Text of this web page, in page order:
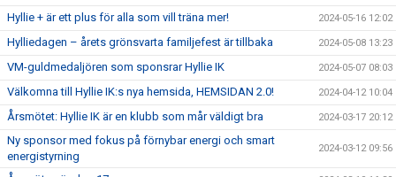
Hyllie + är ett plus för alla som vill träna mer! 2024-05-16 12:02
Hylliedagen – årets grönsvarta familjefest är tillbaka 2024-05-08 13:23
VM-guldmedaljören som sponsrar Hyllie IK 2024-05-07 08:03
Välkomna till Hyllie IK:s nya hemsida, HEMSIDAN 2.0! 2024-04-12 10:04
Årsmötet: Hyllie IK är en klubb som mår väldigt bra 2024-03-17 20:12
Ny sponsor med fokus på förnybar energi och smart
energistyrning
2024-03-12 09:56